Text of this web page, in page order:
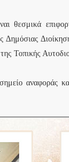
Δημόσιας
Τοπικής
αναφοράς